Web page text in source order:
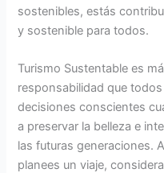
sostenibles, estás
y sostenible para todos.
Turismo Sustentable es
responsabilidad que
decisiones conscientes
a preservar la belleza e
las futuras generaciones.
planees un viaje,